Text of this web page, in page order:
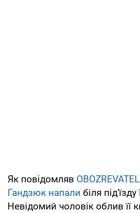
Як повідомляв OBOZREVATEL
Гандзюк напали біля під'їзду
Невідомий чоловік облив її